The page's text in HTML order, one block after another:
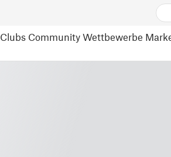
Clubs Community Wettbewerbe